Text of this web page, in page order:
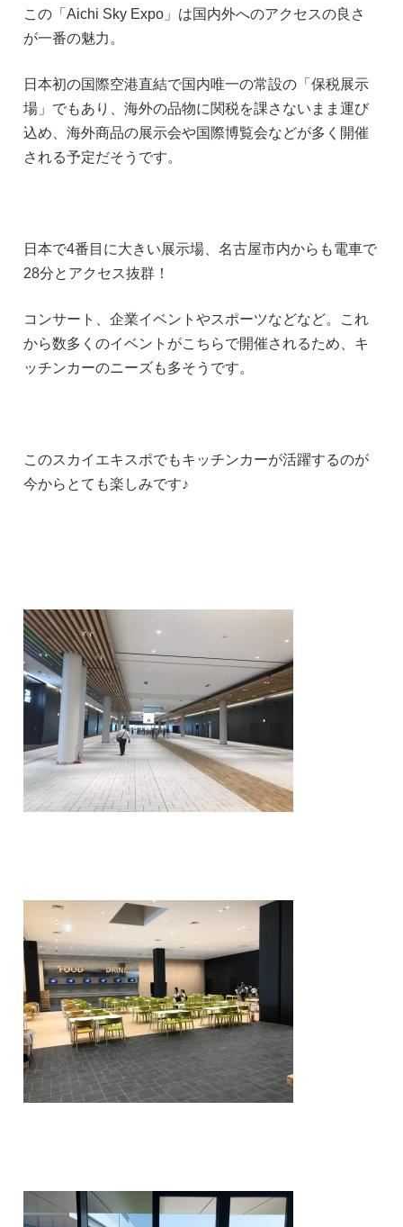
この「Aichi Sky Expo」は国内外へのアクセスの良さ
が一番の魅力。
日本初の国際空港直結で国内唯一の常設の「保税展示
場」でもあり、海外の品物に関税を課さないまま運び
込め、海外商品の展示会や国際博覧会などが多く開催
される予定だそうです。
日本で4番目に大きい展示場、名古屋市内からも電車で
28分とアクセス抜群！
コンサート、企業イベントやスポーツなどなど。これ
から数多くのイベントがこちらで開催されるため、キ
ッチンカーのニーズも多そうです。
このスカイエキスポでもキッチンカーが活躍するのが
今からとても楽しみです♪